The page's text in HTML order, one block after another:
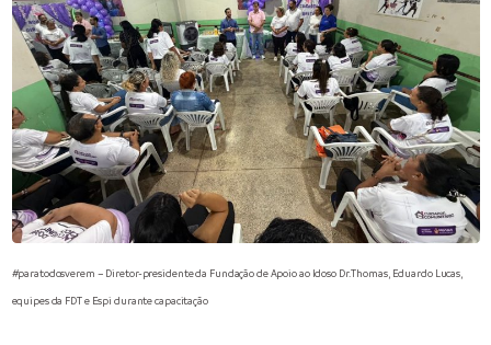
#paratodosverem – Diretor-presidente da Fundação de Apoio ao Idoso Dr. Thomas, Eduardo Lucas,
equipes da FDT e Espi durante capacitação